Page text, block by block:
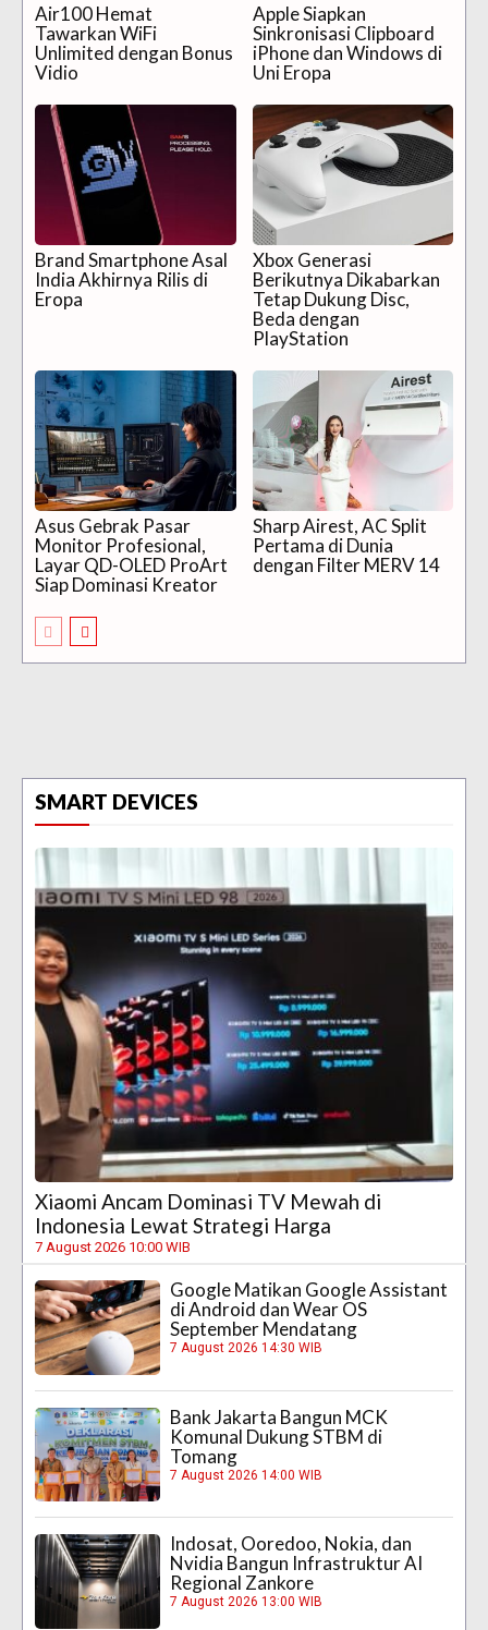
Air100 Hemat
Tawarkan WiFi
Unlimited dengan Bonus
Vidio
Apple Siapkan
Sinkronisasi Clipboard
iPhone dan Windows di
Uni Eropa
Brand Smartphone Asal
India Akhirnya Rilis di
Eropa
Xbox Generasi
Berikutnya Dikabarkan
Tetap Dukung Disc,
Beda dengan
PlayStation
Asus Gebrak Pasar
Monitor Profesional,
Layar QD-OLED ProArt
Siap Dominasi Kreator
Sharp Airest, AC Split
Pertama di Dunia
dengan Filter MERV 14
SMART DEVICES
Xiaomi Ancam Dominasi TV Mewah di
Indonesia Lewat Strategi Harga
7 August 2026 10:00 WIB
Google Matikan Google Assistant
di Android dan Wear OS
September Mendatang
7 August 2026 14:30 WIB
Bank Jakarta Bangun MCK
Komunal Dukung STBM di
Tomang
7 August 2026 14:00 WIB
Indosat, Ooredoo, Nokia, dan
Nvidia Bangun Infrastruktur AI
Regional Zankore
7 August 2026 13:00 WIB